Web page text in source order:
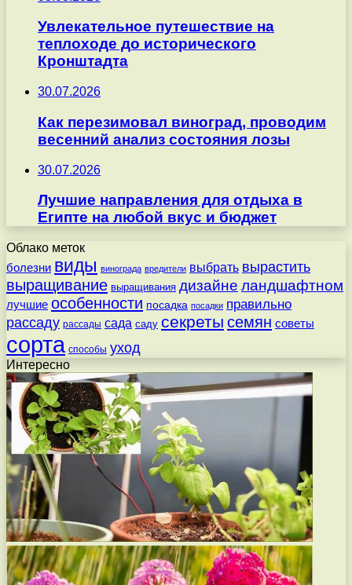
Увлекательное путешествие на
теплоходе до исторического
Кронштадта
30.07.2026
Как перезимовал виноград, проводим
весенний анализ состояния лозы
30.07.2026
Лучшие направления для отдыха в
Египте на любой вкус и бюджет
Облако меток
болезни виды винограда вредители выбрать вырастить
выращивание выращивания дизайне ландшафтном
лучшие особенности посадка посадки правильно
рассаду рассады сада саду секреты семян советы
сорта способы уход
Интересно